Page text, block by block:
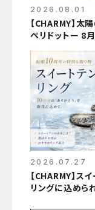
2026.08.01
【CHARMY】太
ペリドットー 8
2026.07.27
【CHARMY】ス
リングに込めら